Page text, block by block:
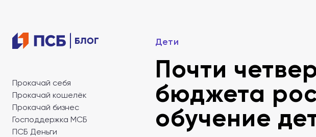
Прокачай себя
Прокачай кошелёк
Прокачай бизнес
Господдержка МСБ
ПСБ Деньги
Дети
Почти
бюджета
обучение